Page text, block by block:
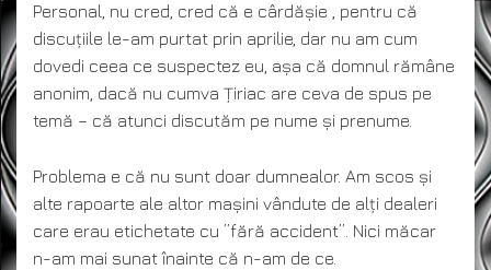
Personal, nu cred, cred că e cârdășie , pentru că
discuțiile le-am purtat prin aprilie, dar nu am cum
dovedi ceea ce suspectez eu, așa că domnul rămâne
anonim, dacă nu cumva Țiriac are ceva de spus pe
temă – că atunci discutăm pe nume și prenume.
Problema e că nu sunt doar dumnealor. Am scos și
alte rapoarte ale altor mașini vândute de alți dealeri
care erau etichetate cu ”fără accident”. Nici măcar
n-am mai sunat înainte că n-am de ce.